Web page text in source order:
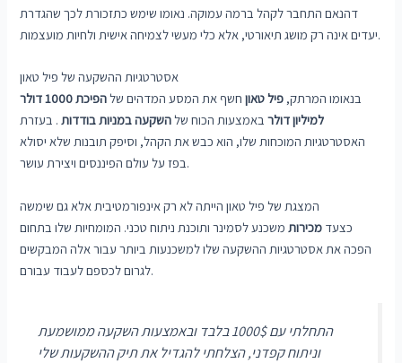
דהנאם התחבר לקהל ברמה עמוקה. נאומו שימש כתזכורת לכך שהגדרת
יעדים אינה רק מושג תיאורטי, אלא כלי מעשי לצמיחה אישית ולחיות מועצמות.
אסטרטגיות ההשקעה של פיל טאון
בנאומו המרתק, פיל טאוןחשף את המסע המדהים של
הפיכת 1000 דולר
למיליון דולרבאמצעות הכוח שלהשקעה במניות בודדות. בעזרת
האסטרטגיות המוכחות שלו, הוא כבש את הקהל, וסיפק תובנות שלא יסולא
בפז על עולם הפיננסים ויצירת עושר.
המצגת של פיל טאון הייתה לא רק אינפורמטיבית אלא גם שימשה
כצעד מכירותמשכנע לסמינר ותוכנת ניתוח טכני. המומחיות שלו בתחום
הפכה את אסטרטגיות ההשקעה שלו למשכנעות ביותר עבור אלה המבקשים
לגרום לכספם לעבוד עבורם.
התחלתי עם 1000$ בלבד ובאמצעות השקעה ממושמעת
וניתוח קפדני, הצלחתי להגדיל את תיק ההשקעות שלי